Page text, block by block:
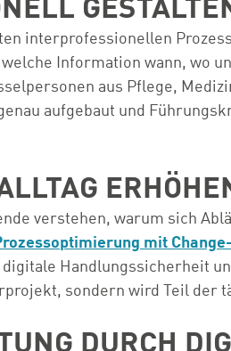
interprofessionellen
Information wann, wo
aus Pflege,
aufgebaut und
verstehen, warum sich
mit
Handlungssicherheit
sondern wird Teil der